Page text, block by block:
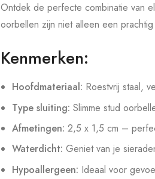
Ontdek de perfecte combinatie van
oorbellen zijn niet alleen een
Kenmerken:
Hoofdmateriaal: Roestvrij staal,
Type sluiting: Slimme stud
Afmetingen: 2,5 x 1,5 cm –
Waterdicht: Geniet van je
Hypoallergeen: Ideaal voor